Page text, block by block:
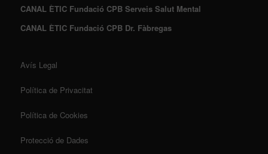
CANAL ÈTIC Fundació CPB Serveis Salut Mental
CANAL ÈTIC Fundació CPB Dr. Fàbregas
Avís Legal
Política de Privacitat
Política de Cookies
Protecció de Dades